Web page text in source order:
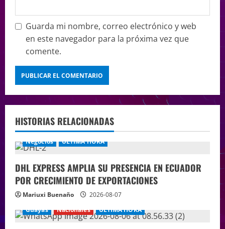
Guarda mi nombre, correo electrónico y web
en este navegador para la próxima vez que
comente.
HISTORIAS RELACIONADAS
Negocios ÚLTIMA HORA
DHL EXPRESS AMPLIA SU PRESENCIA EN ECUADOR
POR CRECIMIENTO DE EXPORTACIONES
Mariuxi Buenaño
2026-08-07
Guayas
Nacionales ÚLTIMA HORA